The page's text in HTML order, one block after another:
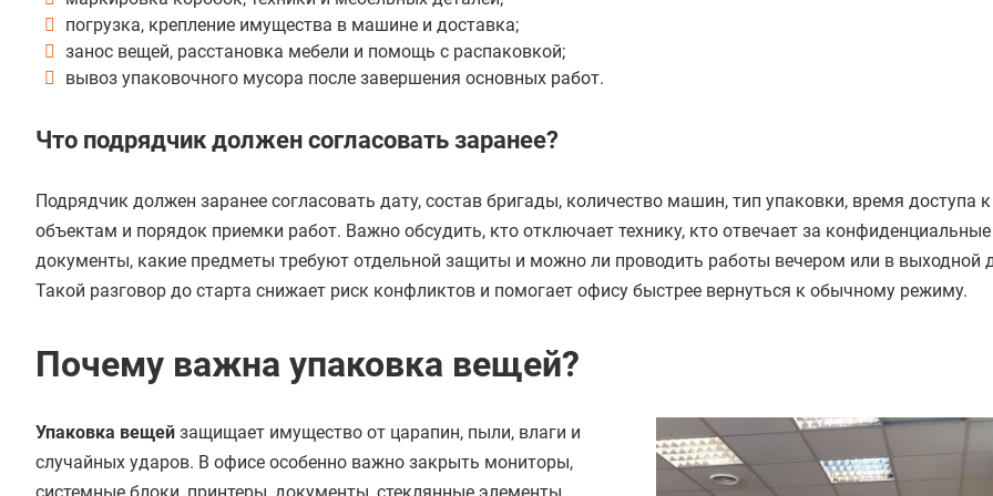
погрузка, крепление имущества в машине и доставка;
занос вещей, расстановка мебели и помощь с распаковкой;
вывоз упаковочного мусора после завершения основных работ.
Что подрядчик должен согласовать заранее?
Подрядчик должен заранее согласовать дату, состав бригады, количество машин, тип упаковки, время доступа к
объектам и порядок приемки работ. Важно обсудить, кто отключает технику, кто отвечает за конфиденциальные
документы, какие предметы требуют отдельной защиты и можно ли проводить работы вечером или в выходной
Такой разговор до старта снижает риск конфликтов и помогает офису быстрее вернуться к обычному режиму.
Почему важна упаковка вещей?
Упаковка вещей защищает имущество от царапин, пыли, влаги и
случайных ударов. В офисе особенно важно закрыть мониторы,